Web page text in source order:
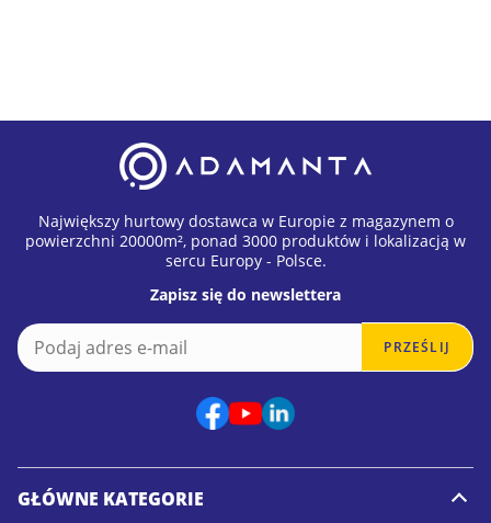
Największy hurtowy dostawca w Europie z magazynem o
powierzchni 20000m², ponad 3000 produktów i lokalizacją w
sercu Europy - Polsce.
Zapisz się do newslettera
a
m
a
i
E
m
a
PRZEŚLIJ
GŁÓWNE KATEGORIE